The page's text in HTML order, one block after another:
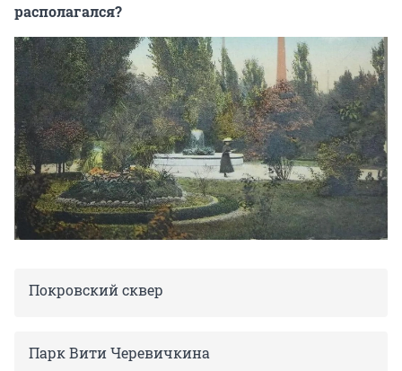
располагался?
Покровский сквер
Парк Вити Черевичкина